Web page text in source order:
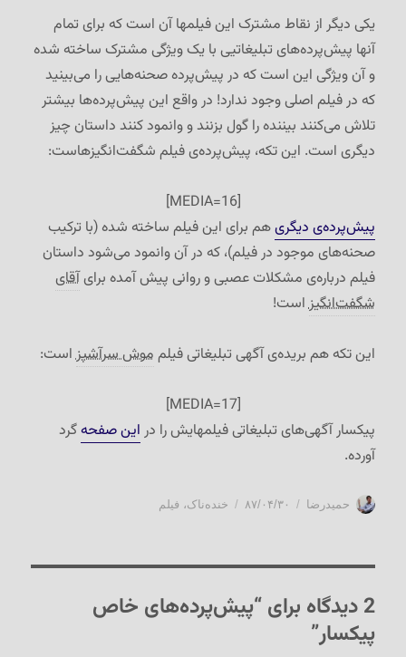
یکی دیگر از نقاط مشترک این فیلمها آن است که برای تمام
آنها پیش‌پرده‌های تبلیغاتیی با یک ویژگی مشترک ساخته شده
و آن ویژگی این است که در پیش‌پرده صحنه‌هایی را می‌بینید
که در فیلم اصلی وجود ندارد! در واقع این پیش‌پرده‌ها بیشتر
تلاش می‌کنند بیننده را گول بزنند و وانمود کنند داستان چیز
دیگری است. این تکه، پیش‌پرده‌ی فیلم شگفت‌انگیزهاست:
[MEDIA=16]
پیش‌پرده‌ی دیگریهم برای این فیلم ساخته شده (با ترکیب
صحنه‌های موجود در فیلم)، که در آن وانمود می‌شود داستان
فیلم درباره‌ی مشکلات عصبی و روانی پیش آمده برایآقای
شگفت‌انگیزاست!
این تکه هم بریده‌ی آگهی تبلیغاتی فیلم موش سرآشپزاست:
[MEDIA=17]
پیکسار آگهی‌های تبلیغاتی فیلمهایش را در این صفحهگرد
آورده.
نویسنده
حمیدرضا
ارسال
۸۷/۰۴/۳۰ دسته‌ها
خنده‌ناک، فیلم
2 دیدگاه برای “پیش‌پرده‌های خاص
پیکسار”